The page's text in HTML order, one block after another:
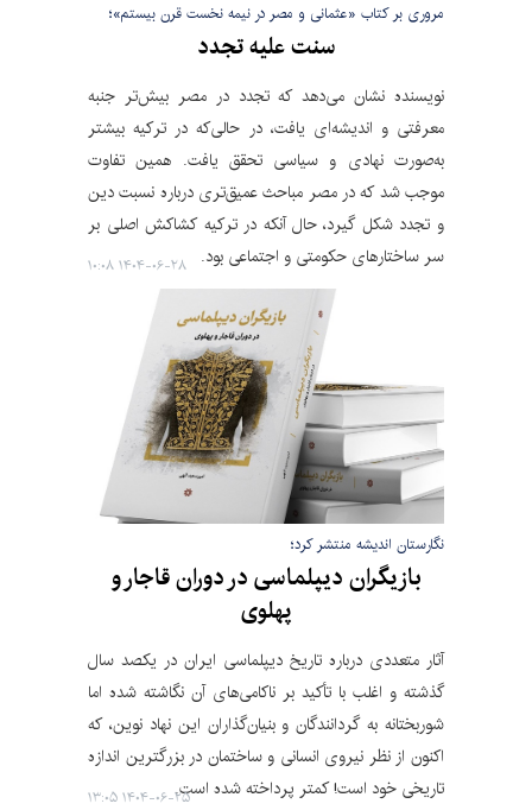
مروری بر کتاب «عثمانی و مصر در نیمه نخست قرن بیستم»؛
سنت علیه تجدد
نویسنده نشان می‌دهد که تجدد در مصر بیش‌تر جنبه
معرفتی و اندیشه‌ای یافت، در حالی‌که در ترکیه بیشتر
به‌صورت نهادی و سیاسی تحقق یافت. همین تفاوت
موجب شد که در مصر مباحث عمیق‌تری درباره نسبت دین
و تجدد شکل گیرد، حال آنکه در ترکیه کشاکش اصلی بر
سر ساختارهای حکومتی و اجتماعی بود.
۱۴۰۴-۰۶-۲۸ ۱۰:۰۸
نگارستان اندیشه منتشر کرد؛
بازیگران دیپلماسی در دوران قاجار و
پهلوی
آثار متعددی درباره تاریخ دیپلماسی ایران در یکصد سال
گذشته و اغلب با تأکید بر ناکامی‌های آن نگاشته شده اما
شوربختانه به گردانندگان و بنیان‌گذاران این نهاد نوین، که
اکنون از نظر نیروی انسانی و ساختمان در بزرگترین اندازه
تاریخی خود است! کمتر پرداخته شده است.۱۴۰۴-۰۶-۲۵ ۱۳:۰۵